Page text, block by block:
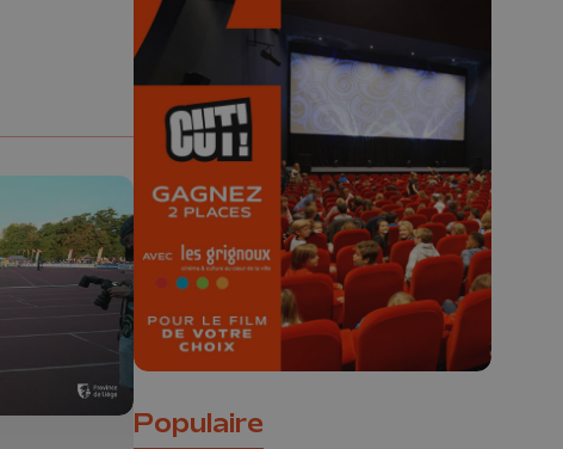
🎬 Concours CUT x
Les Grignoux ✨
Concours permanent - 2 places à
gagner chaque semaine !
Populaire